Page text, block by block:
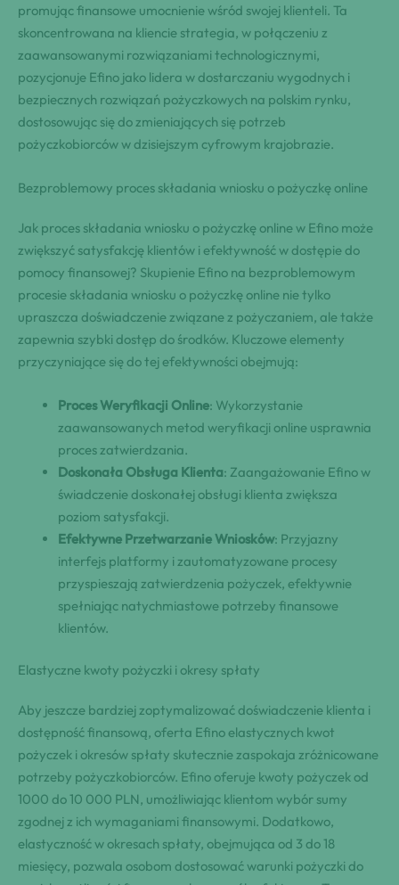
promując finansowe umocnienie wśród swojej klienteli. Ta
skoncentrowana na kliencie strategia, w połączeniu z
zaawansowanymi rozwiązaniami technologicznymi,
pozycjonuje Efino jako lidera w dostarczaniu wygodnych i
bezpiecznych rozwiązań pożyczkowych na polskim rynku,
dostosowując się do zmieniających się potrzeb
pożyczkobiorców w dzisiejszym cyfrowym krajobrazie.
Bezproblemowy proces składania wniosku o pożyczkę online
Jak proces składania wniosku o pożyczkę online w Efino może
zwiększyć satysfakcję klientów i efektywność w dostępie do
pomocy finansowej? Skupienie Efino na bezproblemowym
procesie składania wniosku o pożyczkę online nie tylko
upraszcza doświadczenie związane z pożyczaniem, ale także
zapewnia szybki dostęp do środków. Kluczowe elementy
przyczyniające się do tej efektywności obejmują:
Proces Weryfikacji Online: Wykorzystanie
zaawansowanych metod weryfikacji online usprawnia
proces zatwierdzania.
Doskonała Obsługa Klienta: Zaangażowanie Efino w
świadczenie doskonałej obsługi klienta zwiększa
poziom satysfakcji.
Efektywne Przetwarzanie Wniosków: Przyjazny
interfejs platformy i zautomatyzowane procesy
przyspieszają zatwierdzenia pożyczek, efektywnie
spełniając natychmiastowe potrzeby finansowe
klientów.
Elastyczne kwoty pożyczki i okresy spłaty
Aby jeszcze bardziej zoptymalizować doświadczenie klienta i
dostępność finansową, oferta Efino elastycznych kwot
pożyczek i okresów spłaty skutecznie zaspokaja zróżnicowane
potrzeby pożyczkobiorców. Efino oferuje kwoty pożyczek od
1000 do 10 000 PLN, umożliwiając klientom wybór sumy
zgodnej z ich wymaganiami finansowymi. Dodatkowo,
elastyczność w okresach spłaty, obejmująca od 3 do 18
miesięcy, pozwala osobom dostosować warunki pożyczki do